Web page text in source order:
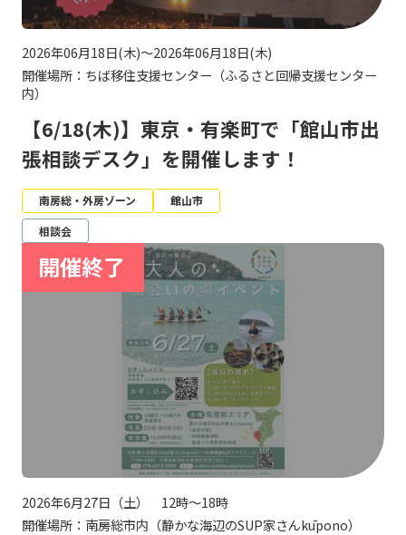
2026年06月18日(木)～2026年06月18日(木)
開催場所：ちば移住支援センター（ふるさと回帰支援センター
内）
【6/18(木)】東京・有楽町で「館山市出
張相談デスク」を開催します！
南房総・外房ゾーン
館山市
相談会
2026年6月27日（土） 12時～18時
開催場所：南房総市内（静かな海辺のSUP家さんkūpono）